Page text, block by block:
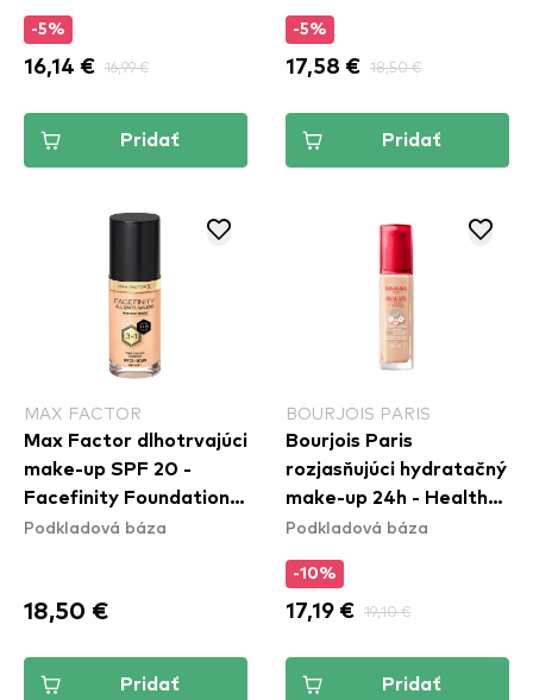
Porcelain
-5%
16,14 € 16,99 €
Pridať
-5%
17,58 € 18,50 €
Pridať
MAX FACTOR
Max Factor dlhotrvajúci
make-up SPF 20 -
Facefinity Foundation -
N42 Ivory
Podkladová báza
18,50 €
Pridať
BOURJOIS PARIS
Bourjois Paris
rozjasňujúci hydratačný
make-up 24h - Healthy
Mix Clean Foundation -
Podkladová báza
-10%
17,19 € 19,10 €
Pridať